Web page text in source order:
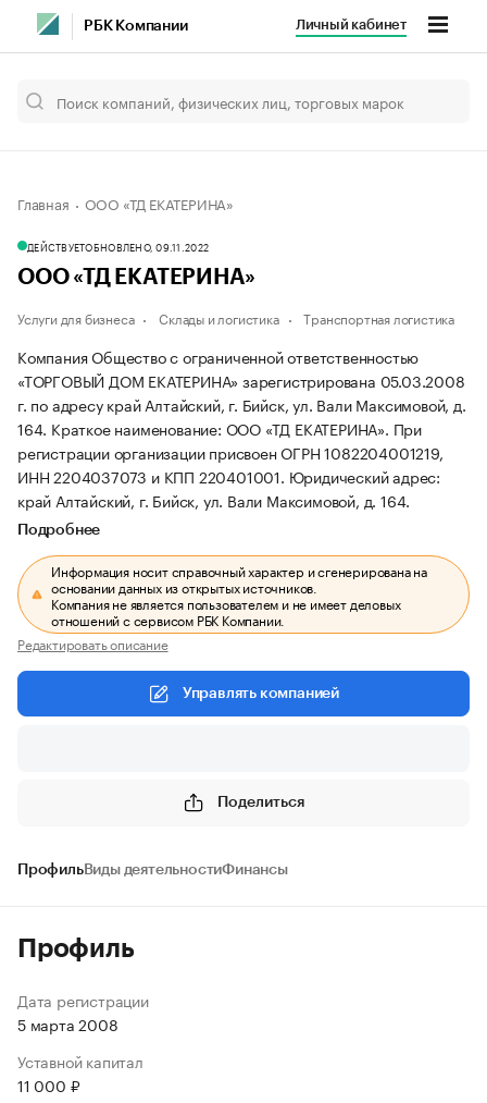
РБК Компании Личный кабинет
Главная ООО «ТД ЕКАТЕРИНА»
ДЕЙСТВУЕТОБНОВЛЕНО, 09.11.2022
ООО «ТД ЕКАТЕРИНА»
Услуги для бизнеса Склады и логистика Транспортная логистика
Компания Общество с ограниченной ответственностью
«ТОРГОВЫЙ ДОМ ЕКАТЕРИНА» зарегистрирована 05.03.2008
г. по адресу край Алтайский, г. Бийск, ул. Вали Максимовой, д.
164. Краткое наименование: ООО «ТД ЕКАТЕРИНА». При
регистрации организации присвоен ОГРН 1082204001219,
ИНН 2204037073 и КПП 220401001. Юридический адрес:
край Алтайский, г. Бийск, ул. Вали Максимовой, д. 164.
Подробнее
Информация носит справочный характер и сгенерирована на
основании данных из открытых источников.
Компания не является пользователем и не имеет деловых
отношений с сервисом РБК Компании.
Редактировать описание
Управлять компанией
Поделиться
ПрофильВиды деятельностиФинансы
Профиль
Дата регистрации
5 марта 2008
Уставной капитал
11 000 ₽